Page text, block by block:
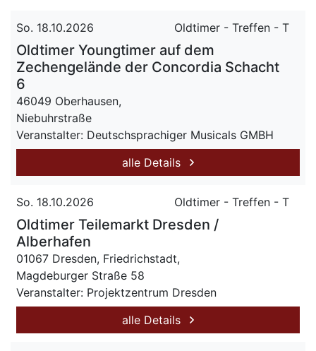
So. 18.10.2026 Oldtimer - Treffen - T
Oldtimer Youngtimer auf dem
Zechengelände der Concordia Schacht
6
46049 Oberhausen,
Niebuhrstraße
Veranstalter: Deutschsprachiger Musicals GMBH
alle Details
So. 18.10.2026 Oldtimer - Treffen - T
Oldtimer Teilemarkt Dresden /
Alberhafen
01067 Dresden, Friedrichstadt,
Magdeburger Straße 58
Veranstalter: Projektzentrum Dresden
alle Details